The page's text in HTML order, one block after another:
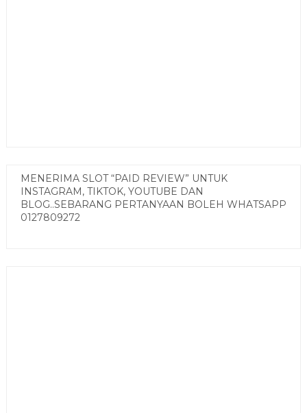
MENERIMA SLOT “PAID REVIEW” UNTUK
INSTAGRAM, TIKTOK, YOUTUBE DAN
BLOG..SEBARANG PERTANYAAN BOLEH WHATSAPP
0127809272